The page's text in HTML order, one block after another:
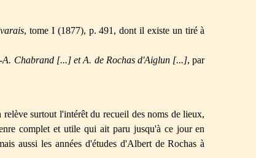
, tome I (1877), p. 491, dont il existe un tiré à
A. Chabrand [...] et A. de Rochas d'Aiglun [...], par
surtout l'intérêt du recueil des noms de lieux,
complet et utile qui ait paru jusqu'à ce jour en
aussi les années d'études d'Albert de Rochas à